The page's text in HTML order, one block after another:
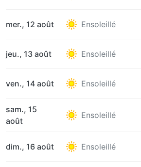
mer., 12 août Ensoleillé
jeu., 13 août Ensoleillé
ven., 14 août Ensoleillé
sam., 15
août
Ensoleillé
dim., 16 août Ensoleillé